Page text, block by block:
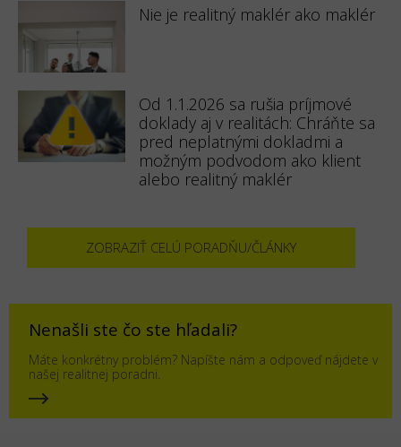
Nie je realitný maklér ako maklér
Od 1.1.2026 sa rušia príjmové
doklady aj v realitách: Chráňte sa
pred neplatnými dokladmi a
možným podvodom ako klient
alebo realitný maklér
ZOBRAZIŤ CELÚ PORADŇU/ČLÁNKY
Nenašli ste čo ste hľadali?
Máte konkrétny problém? Napíšte nám a odpoveď nájdete v
našej realitnej poradni.